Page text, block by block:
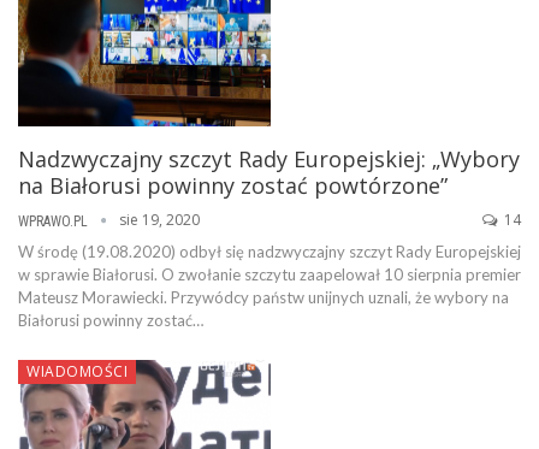
Nadzwyczajny szczyt Rady Europejskiej: „Wybory
na Białorusi powinny zostać powtórzone”
WPRAWO.PL sie 19, 2020 14
W środę (19.08.2020) odbył się nadzwyczajny szczyt Rady Europejskiej
w sprawie Białorusi. O zwołanie szczytu zaapelował 10 sierpnia premier
Mateusz Morawiecki. Przywódcy państw unijnych uznali, że wybory na
Białorusi powinny zostać…
WIADOMOŚCI